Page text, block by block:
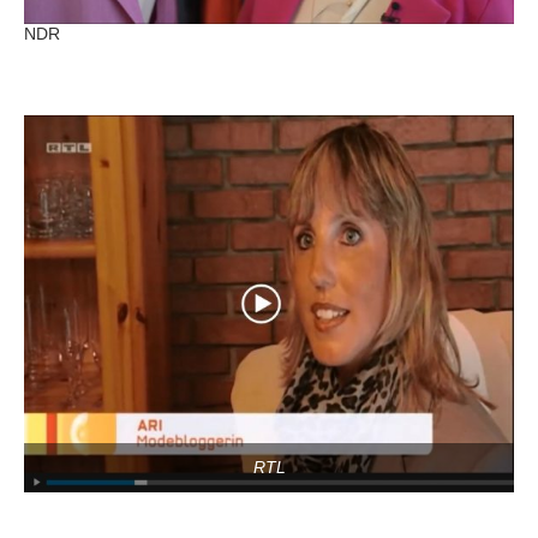
NDR
RTL